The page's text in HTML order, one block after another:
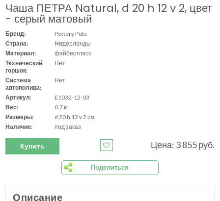
Чаша ПЕТРА Natural, d 20 h 12 v 2, цвет
- серый матовый
Бренд:
Pottery Pots
Страна:
Нидерланды
Материал:
файбергласс
Технический
горшок:
Нет
Система
автополива:
Нет
Артикул:
E1032-12-03
Вес:
0.7 кг
Размеры:
d 20 h 12 v 2 см
Наличие:
под заказ
Купить Цена: 3 855 руб.
Поделиться
Описание